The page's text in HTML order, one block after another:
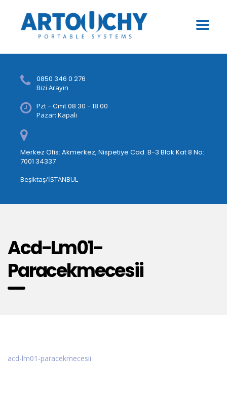
0850 346 0 276
Bizi Arayın
Pzt - Cmt 08:30 - 18:00
Pazar: Kapalı
Merkez Ofis: Akmerkez, Nispetiye Cad. B-3 Blok Kat 8 No:
7001 34337
Beşiktaş/İSTANBUL
Acd-Lm01-
Paracekmecesii
acd-lm01-paracekmecesii